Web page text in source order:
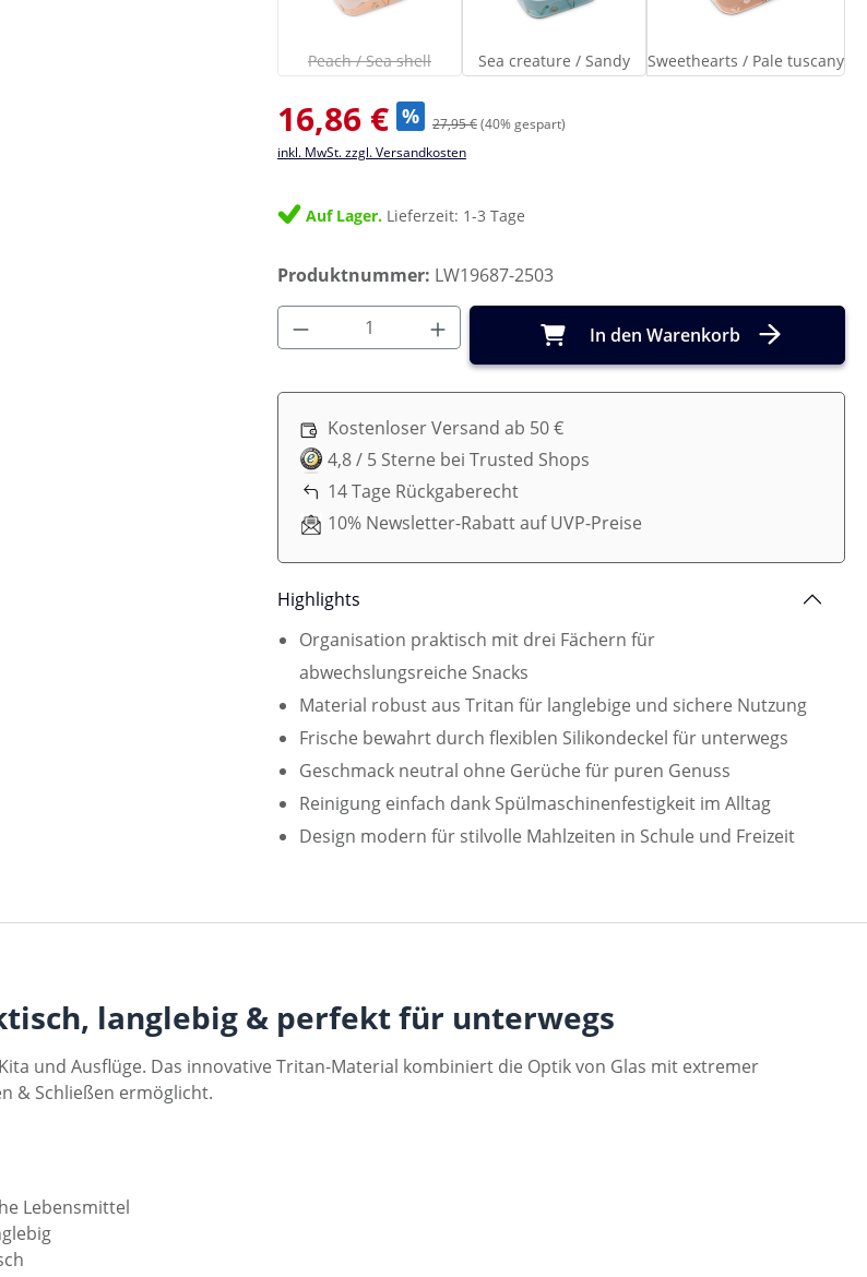
Peach / Sea shell
Peach / Sea shell
(Diese Option ist zurzeit nicht verfügbar.)
Sea creature / Sandy
Sea creature / Sandy
Sweethearts / Pale tuscany
Sweethearts /
Verkaufspreis:
16,86 € % 27,95 €(40% gespart)
inkl. MwSt. zzgl. Versandkosten
Auf Lager. Lieferzeit: 1-3 Tage
Produktnummer: LW19687-2503
Produkt Anzahl: Gib den gewünschten Wert
In den Warenkorb
Kostenloser Versand ab 50 €
4,8 / 5 Sterne bei Trusted Shops
14 Tage Rückgaberecht
10% Newsletter-Rabatt auf UVP-Preise
Highlights
Organisation praktisch mit drei Fächern für
abwechslungsreiche Snacks
Material robust aus Tritan für langlebige und sichere Nutzung
Frische bewahrt durch flexiblen Silikondeckel für unterwegs
Geschmack neutral ohne Gerüche für puren Genuss
Reinigung einfach dank Spülmaschinenfestigkeit im Alltag
Design modern für stilvolle Mahlzeiten in Schule und Freizeit
langlebig & perfekt für unterwegs
und Ausflüge. Das innovative Tritan-Material kombiniert die Optik von Glas mit extremer
& Schließen ermöglicht.
Lebensmittel